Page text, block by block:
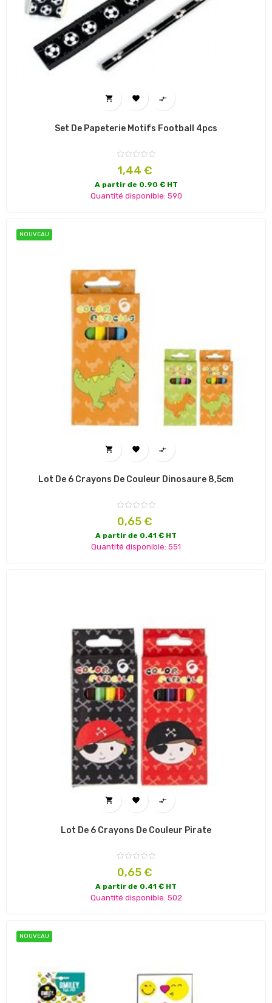
  
Set De Papeterie Motifs Football 4pcs
Prix
1,44 €
A partir de 0.90 € HT
Quantité disponible: 590
NOUVEAU
  
Lot De 6 Crayons De Couleur Dinosaure 8,5cm
Prix
0,65 €
A partir de 0.41 € HT
Quantité disponible: 551
  
Lot De 6 Crayons De Couleur Pirate
Prix
0,65 €
A partir de 0.41 € HT
Quantité disponible: 502
NOUVEAU